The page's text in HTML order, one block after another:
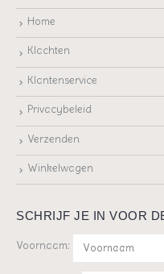
Home
Klachten
Klantenservice
Privacybeleid
Verzenden
Winkelwagen
SCHRIJF JE IN VOOR
Voornaam: